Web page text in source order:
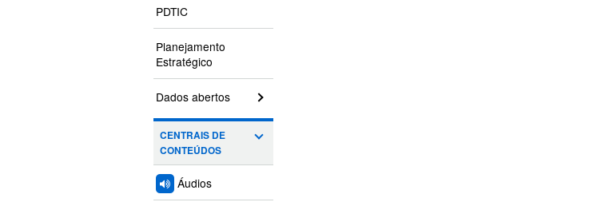
PDTIC
Planejamento
Estratégico
Dados abertos
CENTRAIS DE
CONTEÚDOS
Áudios